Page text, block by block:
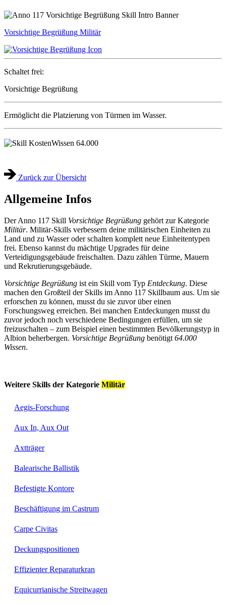
Vorsichtige Begrüßung Militär
Schaltet frei:
Vorsichtige Begrüßung
Ermöglicht die Platzierung von Türmen im Wasser.
Wissen 64.000
Zurück zur Übersicht
Allgemeine Infos
Der Anno 117 Skill Vorsichtige Begrüßung gehört zur Kategorie
Militär. Militär-Skills verbessern deine militärischen Einheiten zu
Land und zu Wasser oder schalten komplett neue Einheitentypen
frei. Ebenso kannst du mächtige Upgrades für deine
Verteidigungsgebäude freischalten. Dazu zählen Türme, Mauern
und Rekrutierungsgebäude.
Vorsichtige Begrüßung ist ein Skill vom Typ Entdeckung. Diese
machen den Großteil der Skills im Anno 117 Skillbaum aus. Um sie
erforschen zu können, musst du sie zuvor über einen
Forschungsweg erreichen. Bei manchen Entdeckungen musst du
zuvor jedoch noch verschiedene Bedingungen erfüllen, um sie
freizuschalten – zum Beispiel einen bestimmten Bevölkerungstyp in
Albion beherbergen. Vorsichtige Begrüßung benötigt 64.000
Wissen.
Weitere Skills der Kategorie Militär
Aegis-Forschung
Aux In, Aux Out
Axtträger
Balearische Ballistik
Befestigte Kontore
Beschäftigung im Castrum
Carpe Civitas
Deckungspositionen
Effizienter Reparaturkran
Equicurrianische Streitwagen